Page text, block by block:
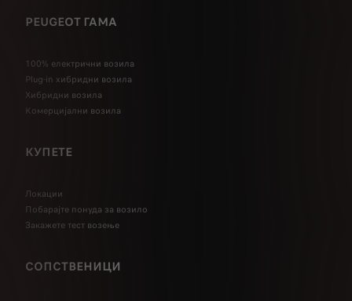
PEUGEOT ГАМА
100% електрични возила
Plug-in хибридни возила
Хибридни возила
Комерцијални возила
КУПЕТЕ
Локации
Побарајте понуда за возило
Закажете тест возење
СОПСТВЕНИЦИ